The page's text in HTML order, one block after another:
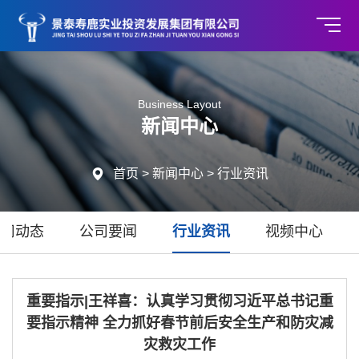
Business Layout
新闻中心
 首页 > 新闻中心 > 行业资讯
动态 公司要闻 行业资讯 视频中心
重要指示|王祥喜：认真学习贯彻习近平总书记重
要指示精神 全力抓好春节前后安全生产和防灾减
灾救灾工作